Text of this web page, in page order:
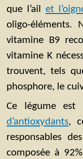
que l’ail et
oligo-éléments.
vitamine B9
vitamine K
trouvent, tels
phosphore, le
Ce légume est
d’antioxydants,
responsables
composée à